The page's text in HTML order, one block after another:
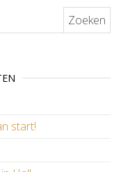
start!